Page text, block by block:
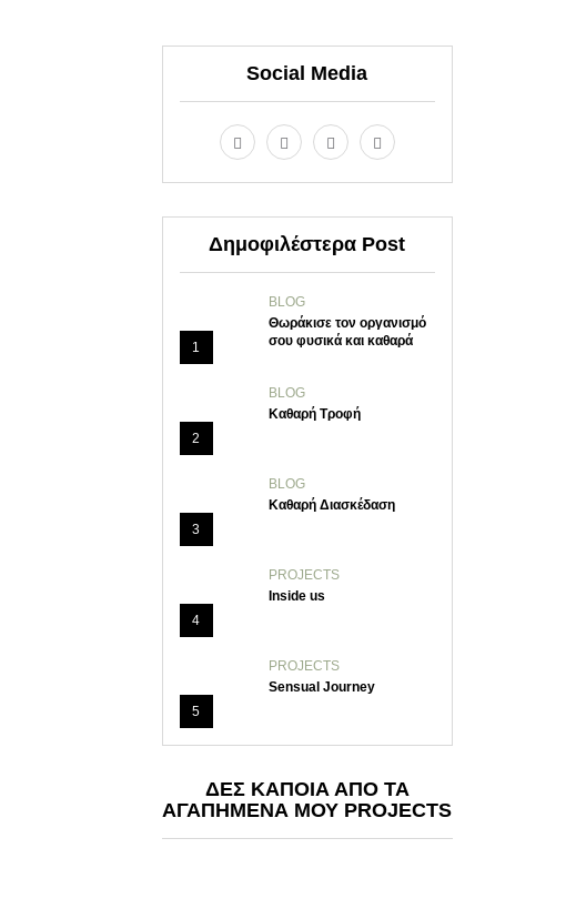
Social Media
Δημοφιλέστερα Post
1
BLOG
Θωράκισε τον οργανισμό
σου φυσικά και καθαρά
2
BLOG
Καθαρή Τροφή
3
BLOG
Καθαρή Διασκέδαση
4
PROJECTS
Inside us
5
PROJECTS
Sensual Journey
ΔΕΣ ΚΑΠΟΙΑ ΑΠΟ ΤΑ
ΑΓΑΠΗΜΕΝΑ ΜΟΥ PROJECTS